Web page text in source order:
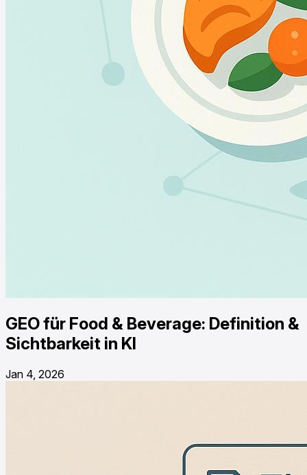
GEO für Food & Beverage: Definition &
Sichtbarkeit in KI
Jan 4, 2026